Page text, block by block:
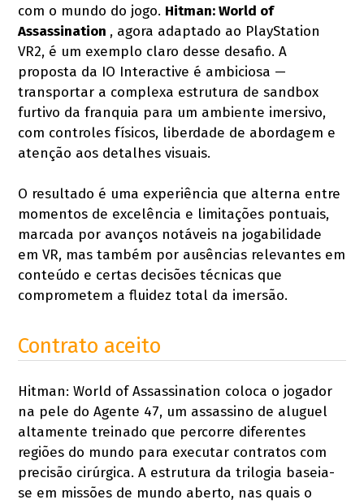
com o mundo do jogo. Hitman: World of
Assassination , agora adaptado ao PlayStation
VR2, é um exemplo claro desse desafio. A
proposta da IO Interactive é ambiciosa —
transportar a complexa estrutura de sandbox
furtivo da franquia para um ambiente imersivo,
com controles físicos, liberdade de abordagem e
atenção aos detalhes visuais.
O resultado é uma experiência que alterna entre
momentos de excelência e limitações pontuais,
marcada por avanços notáveis na jogabilidade
em VR, mas também por ausências relevantes em
conteúdo e certas decisões técnicas que
comprometem a fluidez total da imersão.
Contrato aceito
Hitman: World of Assassination coloca o jogador
na pele do Agente 47, um assassino de aluguel
altamente treinado que percorre diferentes
regiões do mundo para executar contratos com
precisão cirúrgica. A estrutura da trilogia baseia-
se em missões de mundo aberto, nas quais o